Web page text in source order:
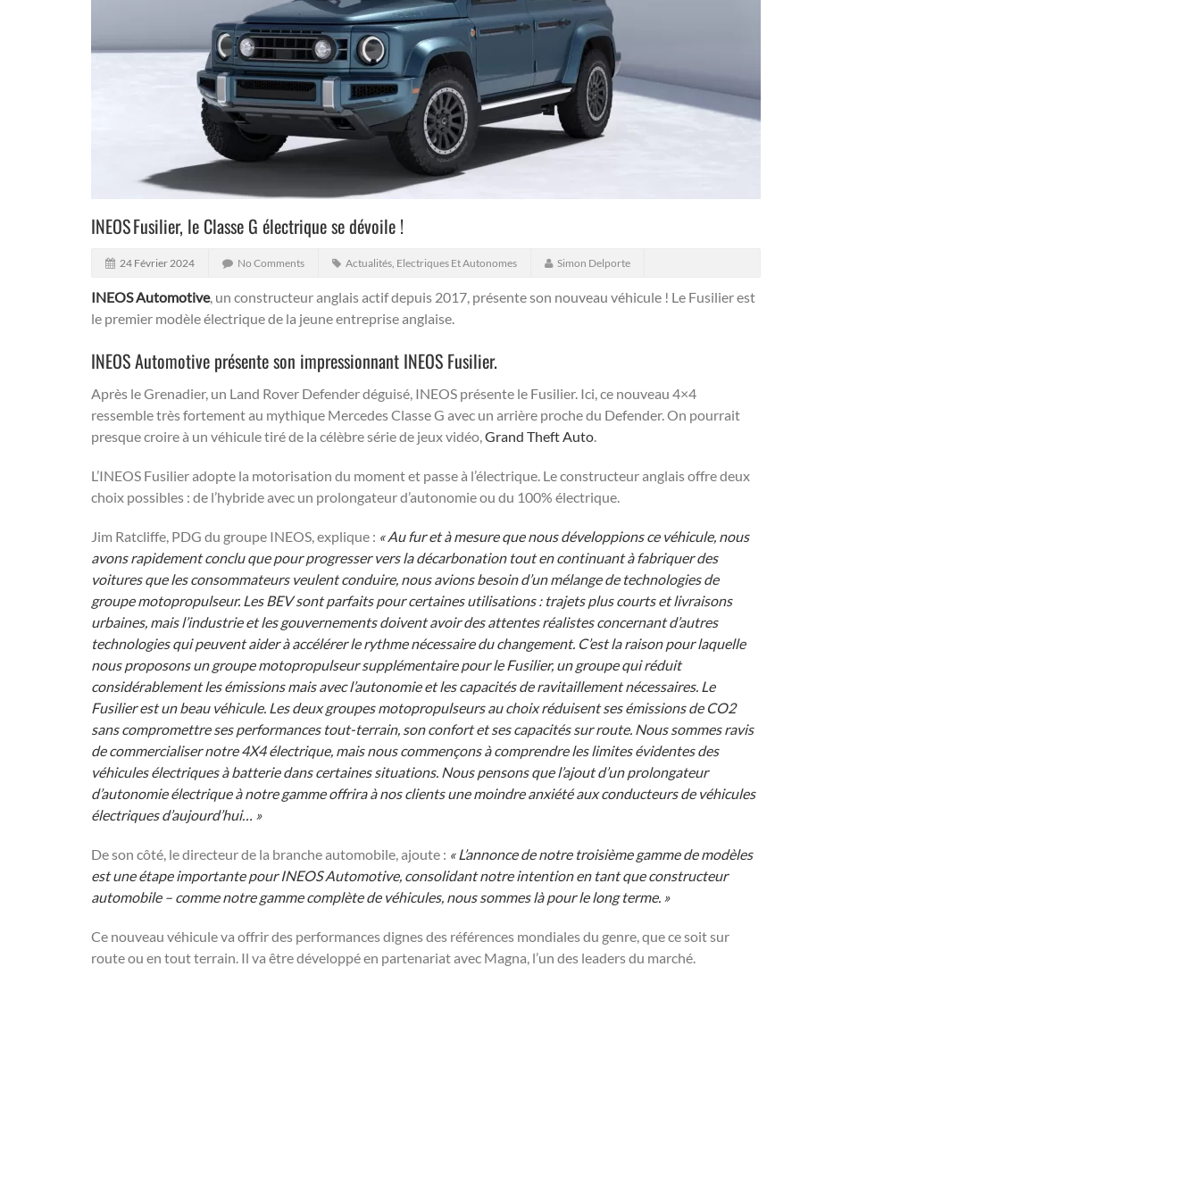
INEOS Fusilier, le Classe G électrique se dévoile !
24 Février 2024 No Comments Actualités, Electriques Et Autonomes Simon Delporte
INEOS Automotive, un constructeur anglais actif depuis 2017, présente son nouveau véhicule ! Le Fusilier est
le premier modèle électrique de la jeune entreprise anglaise.
INEOS Automotive présente son impressionnant INEOS Fusilier.
Après le Grenadier, un Land Rover Defender déguisé, INEOS présente le Fusilier. Ici, ce nouveau 4×4
ressemble très fortement au mythique Mercedes Classe G avec un arrière proche du Defender. On pourrait
presque croire à un véhicule tiré de la célèbre série de jeux vidéo,Grand Theft Auto.
L’INEOS Fusilier adopte la motorisation du moment et passe à l’électrique. Le constructeur anglais offre deux
choix possibles : de l’hybride avec un prolongateur d’autonomie ou du 100% électrique.
Jim Ratcliffe, PDG du groupe INEOS, explique : « Au fur et à mesure que nous développions ce véhicule, nous
avons rapidement conclu que pour progresser vers la décarbonation tout en continuant à fabriquer des
voitures que les consommateurs veulent conduire, nous avions besoin d’un mélange de technologies de
groupe motopropulseur. Les BEV sont parfaits pour certaines utilisations : trajets plus courts et livraisons
urbaines, mais l’industrie et les gouvernements doivent avoir des attentes réalistes concernant d’autres
technologies qui peuvent aider à accélérer le rythme nécessaire du changement. C’est la raison pour laquelle
nous proposons un groupe motopropulseur supplémentaire pour le Fusilier, un groupe qui réduit
considérablement les émissions mais avec l’autonomie et les capacités de ravitaillement nécessaires. Le
Fusilier est un beau véhicule. Les deux groupes motopropulseurs au choix réduisent ses émissions de CO2
sans compromettre ses performances tout-terrain, son confort et ses capacités sur route. Nous sommes ravis
de commercialiser notre 4X4 électrique, mais nous commençons à comprendre les limites évidentes des
véhicules électriques à batterie dans certaines situations. Nous pensons que l’ajout d’un prolongateur
d’autonomie électrique à notre gamme offrira à nos clients une moindre anxiété aux conducteurs de véhicules
électriques d’aujourd’hui… »
De son côté, le directeur de la branche automobile, ajoute : « L’annonce de notre troisième gamme de modèles
est une étape importante pour INEOS Automotive, consolidant notre intention en tant que constructeur
automobile – comme notre gamme complète de véhicules, nous sommes là pour le long terme. »
Ce nouveau véhicule va offrir des performances dignes des références mondiales du genre, que ce soit sur
route ou en tout terrain. Il va être développé en partenariat avec Magna, l’un des leaders du marché.